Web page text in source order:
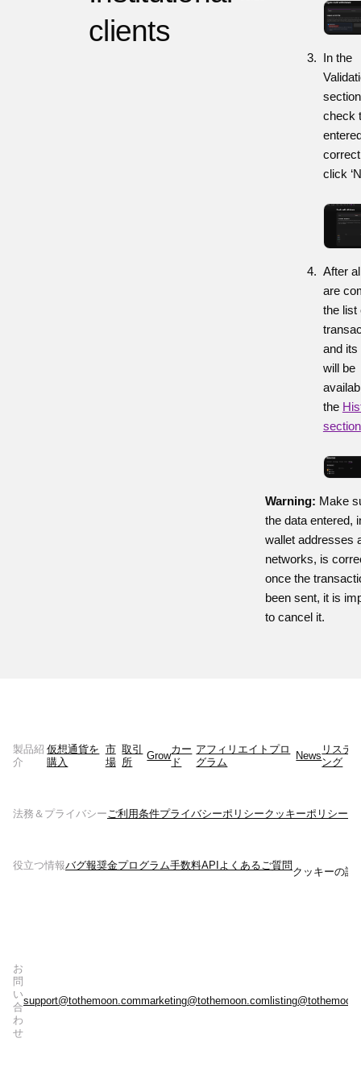
clients
In the
check
click
After
are
the list
and its
will be
the
section
Warning: Make
the data entered,
wallet addresses
networks, is
once the
been sent, it is
to cancel it.
製品紹
介
仮想通貨を
購入
市
場
取引
所
Grow
カー
ド
アフィリエイトプロ
グラム
News
リステ
ング
法務＆プライバシーご利用条件プライバシーポリシークッキーポリシー
役立つ情報バグ報奨金プログラム手数料API よくあるご質問
クッキーの設
お
問
い
合
わ
せ
support@tothemoon.commarketing@tothemoon.com